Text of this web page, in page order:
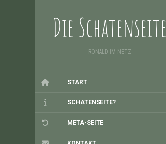
Die Schatenseite
RONALD IM NETZ
START
SCHATENSEITE?
META-SEITE